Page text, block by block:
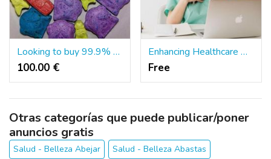
Looking to buy 99.9% pure BDO,GBL/GHB in Canada Ontario ::WhatsApp :+1(479)335-9634
100.00 €
Enhancing Healthcare Workflow with Prior Authorization Virtual Assistants and Bilingual Support
Free
Otras categorías que puede publicar/poner
anuncios gratis
Salud - Belleza Abejar
Salud - Belleza Abastas